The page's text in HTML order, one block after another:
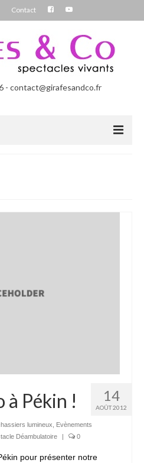
Contact
- contact@girafesandco.fr
14
AOÛT 2012
à Pékin !
lumineux
Evènements
Déambulatoire | 0
pour présenter notre